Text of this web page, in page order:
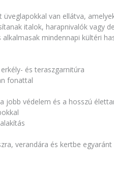
van ellátva,
italok, harapnivalók vagy
mindennapi kültéri
és teraszgarnitúra
fonattal
jobb védelem és a hosszú
verandára és kertbe egyaránt